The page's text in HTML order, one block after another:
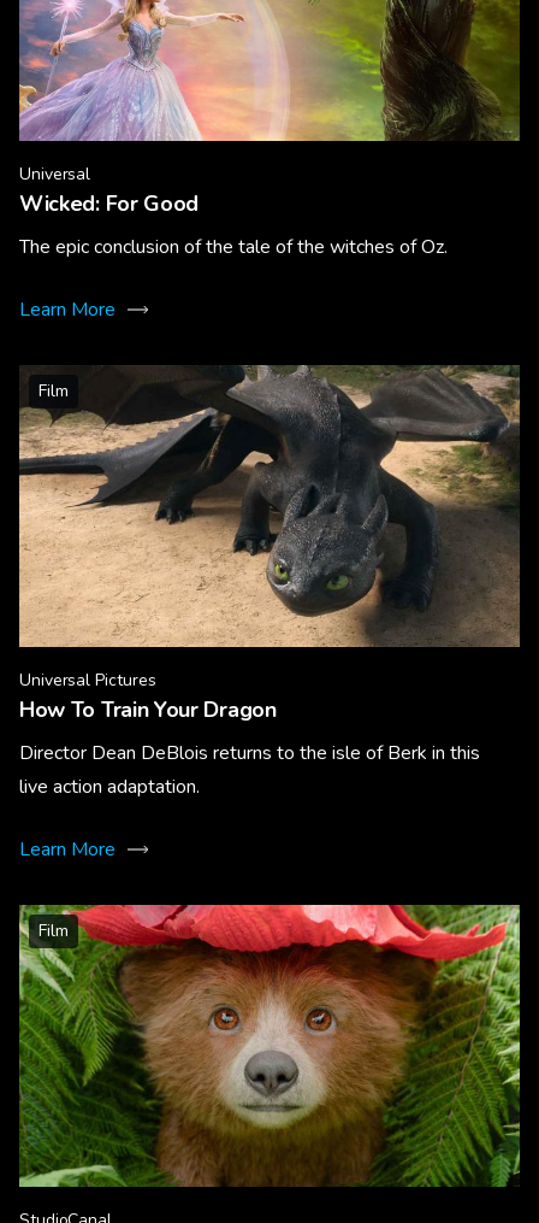
Universal
Wicked: For Good
The epic conclusion of the tale of the witches of Oz.
Learn More
Film
Universal Pictures
How To Train Your Dragon
Director Dean DeBlois returns to the isle of Berk in this
live action adaptation.
Learn More
Film